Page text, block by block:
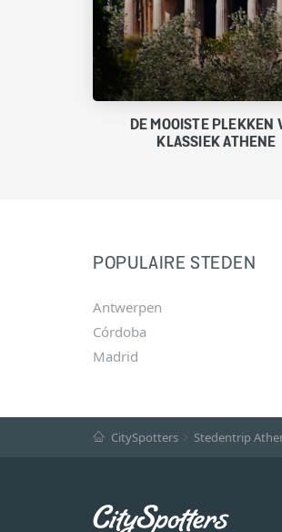
DE MOOISTE PLEKKEN
KLASSIEK ATHENE
POPULAIRE STEDEN
Antwerpen
Córdoba
Madrid
CitySpotters Stedentrip